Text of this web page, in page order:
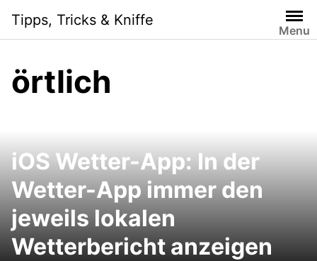
content
Tipps, Tricks & Kniffe
Menu
örtlich
iOS Wetter-App: In der
Wetter-App immer den
jeweils lokalen
Wetterbericht anzeigen